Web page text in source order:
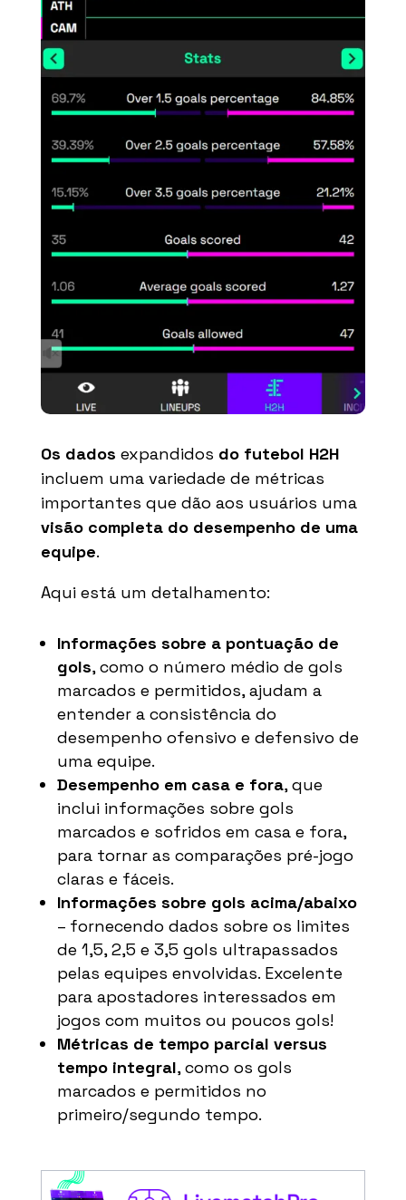
Os dados expandidos do futebol H2H
incluem uma variedade de métricas
importantes que dão aos usuários uma
visão completa do desempenho de uma
equipe.
Aqui está um detalhamento:
Informações sobre a pontuação de
gols, como o número médio de gols
marcados e permitidos, ajudam a
entender a consistência do
desempenho ofensivo e defensivo de
uma equipe.
Desempenho em casa e fora, que
inclui informações sobre gols
marcados e sofridos em casa e fora,
para tornar as comparações pré-jogo
claras e fáceis.
Informações sobre gols acima/abaixo
– fornecendo dados sobre os limites
de 1,5, 2,5 e 3,5 gols ultrapassados
pelas equipes envolvidas. Excelente
para apostadores interessados em
jogos com muitos ou poucos gols!
Métricas de tempo parcial versus
tempo integral, como os gols
marcados e permitidos no
primeiro/segundo tempo.